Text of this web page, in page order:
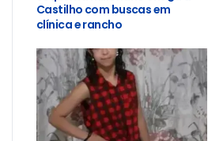
Castilho com buscas em
clínica e rancho